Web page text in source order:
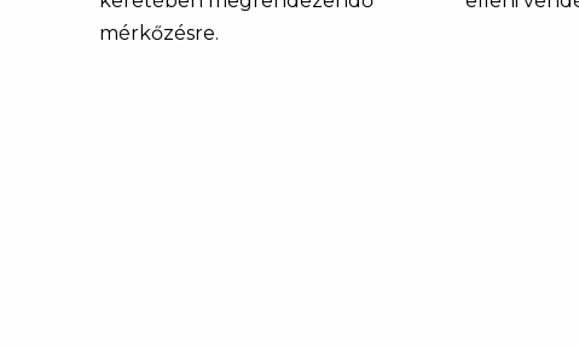
mérkőzésre.